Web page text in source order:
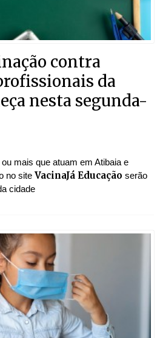
contra
da
nesta segunda-
mais que atuam em Atibaia e
no site VacinaJá Educação serão
cidade